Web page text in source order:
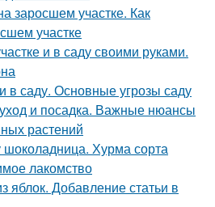
заросшем участке. Как
участке
и в саду своими руками.
в саду. Основные угрозы саду
и посадка. Важные нюансы
растений
Хурма сорта
лакомство
яблок. Добавление статьи в